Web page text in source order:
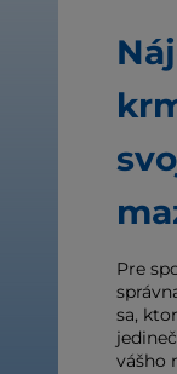
Pre
sa,
vášho